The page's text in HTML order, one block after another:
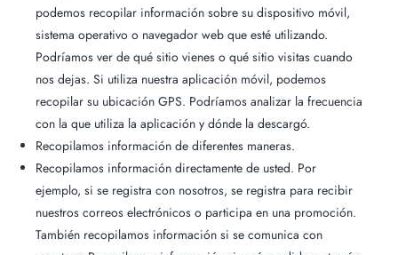
podemos recopilar información sobre su dispositivo móvil,
sistema operativo o navegador web que esté utilizando.
Podríamos ver de qué sitio vienes o qué sitio visitas cuando
nos dejas. Si utiliza nuestra aplicación móvil, podemos
recopilar su ubicación GPS. Podríamos analizar la frecuencia
con la que utiliza la aplicación y dónde la descargó.
Recopilamos información de diferentes maneras.
Recopilamos información directamente de usted. Por
ejemplo, si se registra con nosotros, se registra para recibir
nuestros correos electrónicos o participa en una promoción.
También recopilamos información si se comunica con